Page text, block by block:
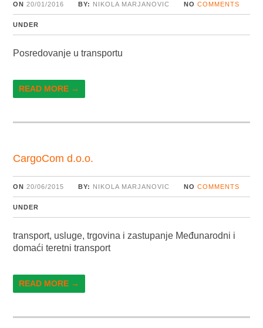
ON 20/01/2016 BY: NIKOLA MARJANOVIC NO COMMENTS
UNDER
Posredovanje u transportu
READ MORE →
CargoCom d.o.o.
ON 20/06/2015 BY: NIKOLA MARJANOVIC NO COMMENTS
UNDER
transport, usluge, trgovina i zastupanje Međunarodni i
domaći teretni transport
READ MORE →